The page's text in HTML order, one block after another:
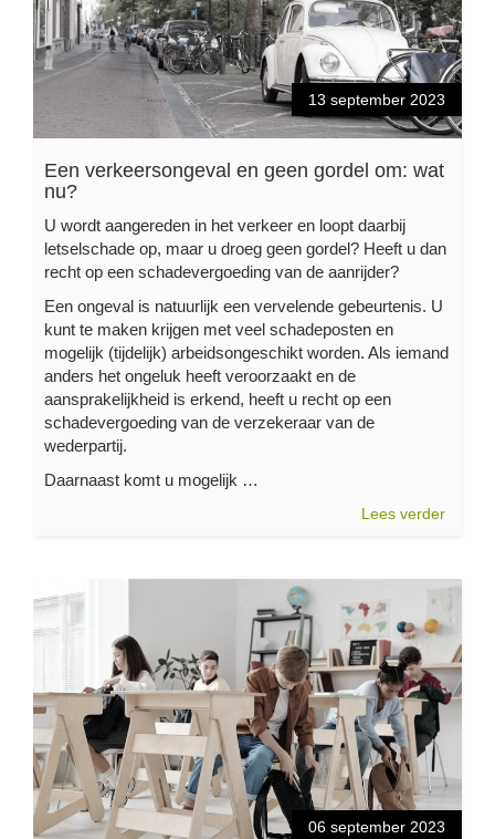
13 september 2023
Een verkeersongeval en geen gordel om: wat
nu?
U wordt aangereden in het verkeer en loopt daarbij
letselschade op, maar u droeg geen gordel? Heeft u dan
recht op een schadevergoeding van de aanrijder?
Een ongeval is natuurlijk een vervelende gebeurtenis. U
kunt te maken krijgen met veel schadeposten en
mogelijk (tijdelijk) arbeidsongeschikt worden. Als iemand
anders het ongeluk heeft veroorzaakt en de
aansprakelijkheid is erkend, heeft u recht op een
schadevergoeding van de verzekeraar van de
wederpartij.
Daarnaast komt u mogelijk …
Lees verder
06 september 2023